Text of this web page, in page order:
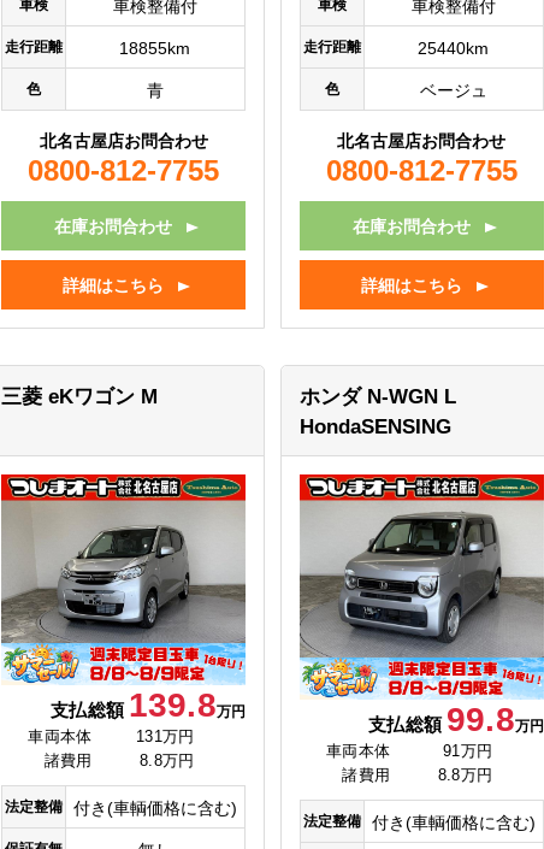
車検 車検整備付
走行距離 18855km
色 青
北名古屋店お問合わせ
0800-812-7755
在庫お問合わせ
詳細はこちら
車検 車検整備付
走行距離 25440km
色 ベージュ
北名古屋店お問合わせ
0800-812-7755
在庫お問合わせ
詳細はこちら
三菱 eKワゴン M
支払総額 139.8万円
車両本体
131万円
諸費用
8.8万円
法定整備 付き(車輌価格に含む)
ホンダ N-WGN L
HondaSENSING
支払総額 99.8万円
車両本体
91万円
諸費用
8.8万円
法定整備 付き(車輌価格に含む)